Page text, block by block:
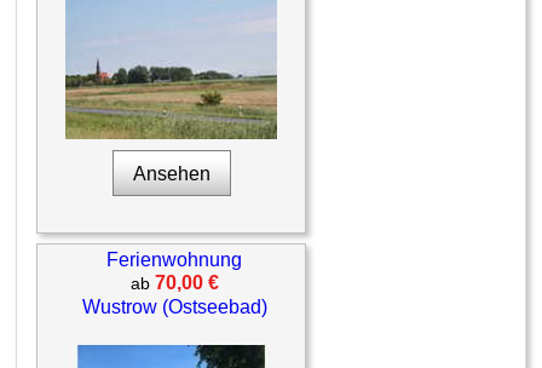
Ansehen
Ferienwohnung
ab 70,00 €
Wustrow (Ostseebad)